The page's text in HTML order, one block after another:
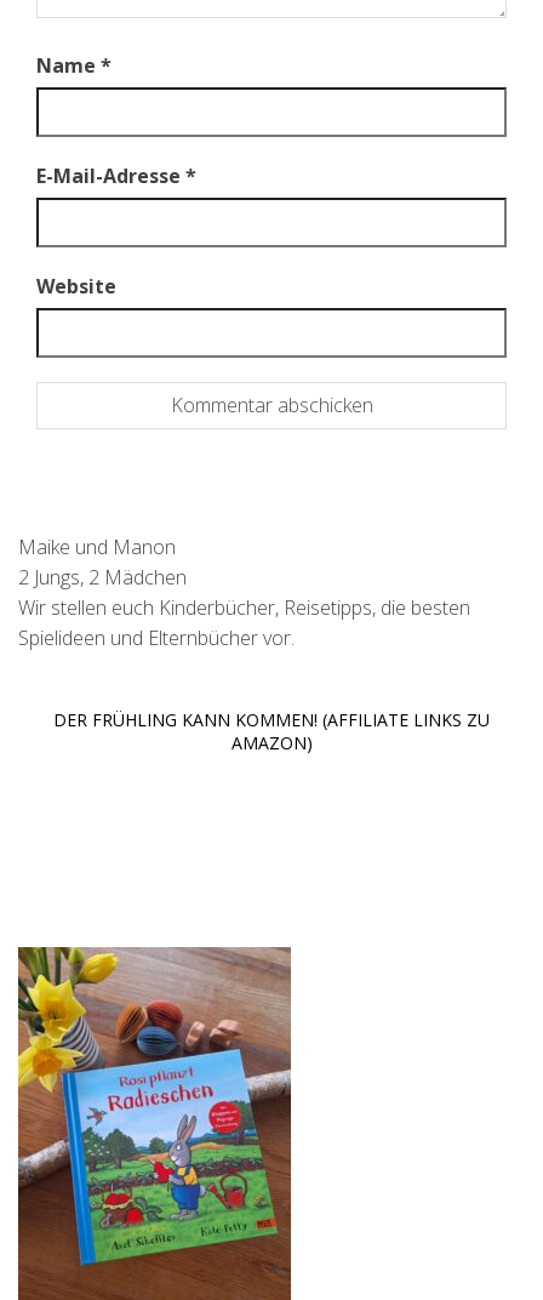
Name *
E-Mail-Adresse *
Website
Maike und Manon
2 Jungs, 2 Mädchen
Wir stellen euch Kinderbücher, Reisetipps, die besten
Spielideen und Elternbücher vor.
DER FRÜHLING KANN KOMMEN! (AFFILIATE LINKS ZU
AMAZON)